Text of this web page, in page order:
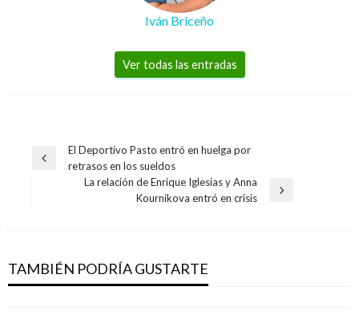
Iván Briceño
Ver todas las entradas
Navegación
Entrada
El Deportivo Pasto entró en huelga por
retrasos en los sueldos
La relación de Enrique Iglesias y Anna
Kournikova entró en crisis
TAMBIÉN PODRÍA GUSTARTE
el Senado
Ariel Cabrera miércoles abril 24, 2019